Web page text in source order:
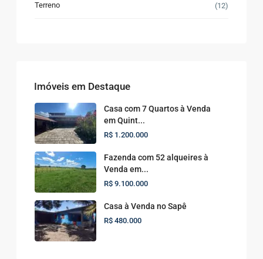
Terreno (12)
Imóveis em Destaque
Casa com 7 Quartos à Venda
em Quint...
R$ 1.200.000
Fazenda com 52 alqueires à
Venda em...
R$ 9.100.000
Casa à Venda no Sapê
R$ 480.000